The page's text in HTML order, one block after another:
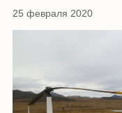
25 февраля 2020